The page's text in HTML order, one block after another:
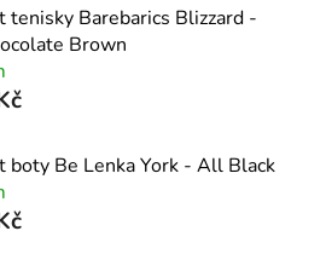
tenisky Barebarics Blizzard -
Brown
boty Be Lenka York - All Black